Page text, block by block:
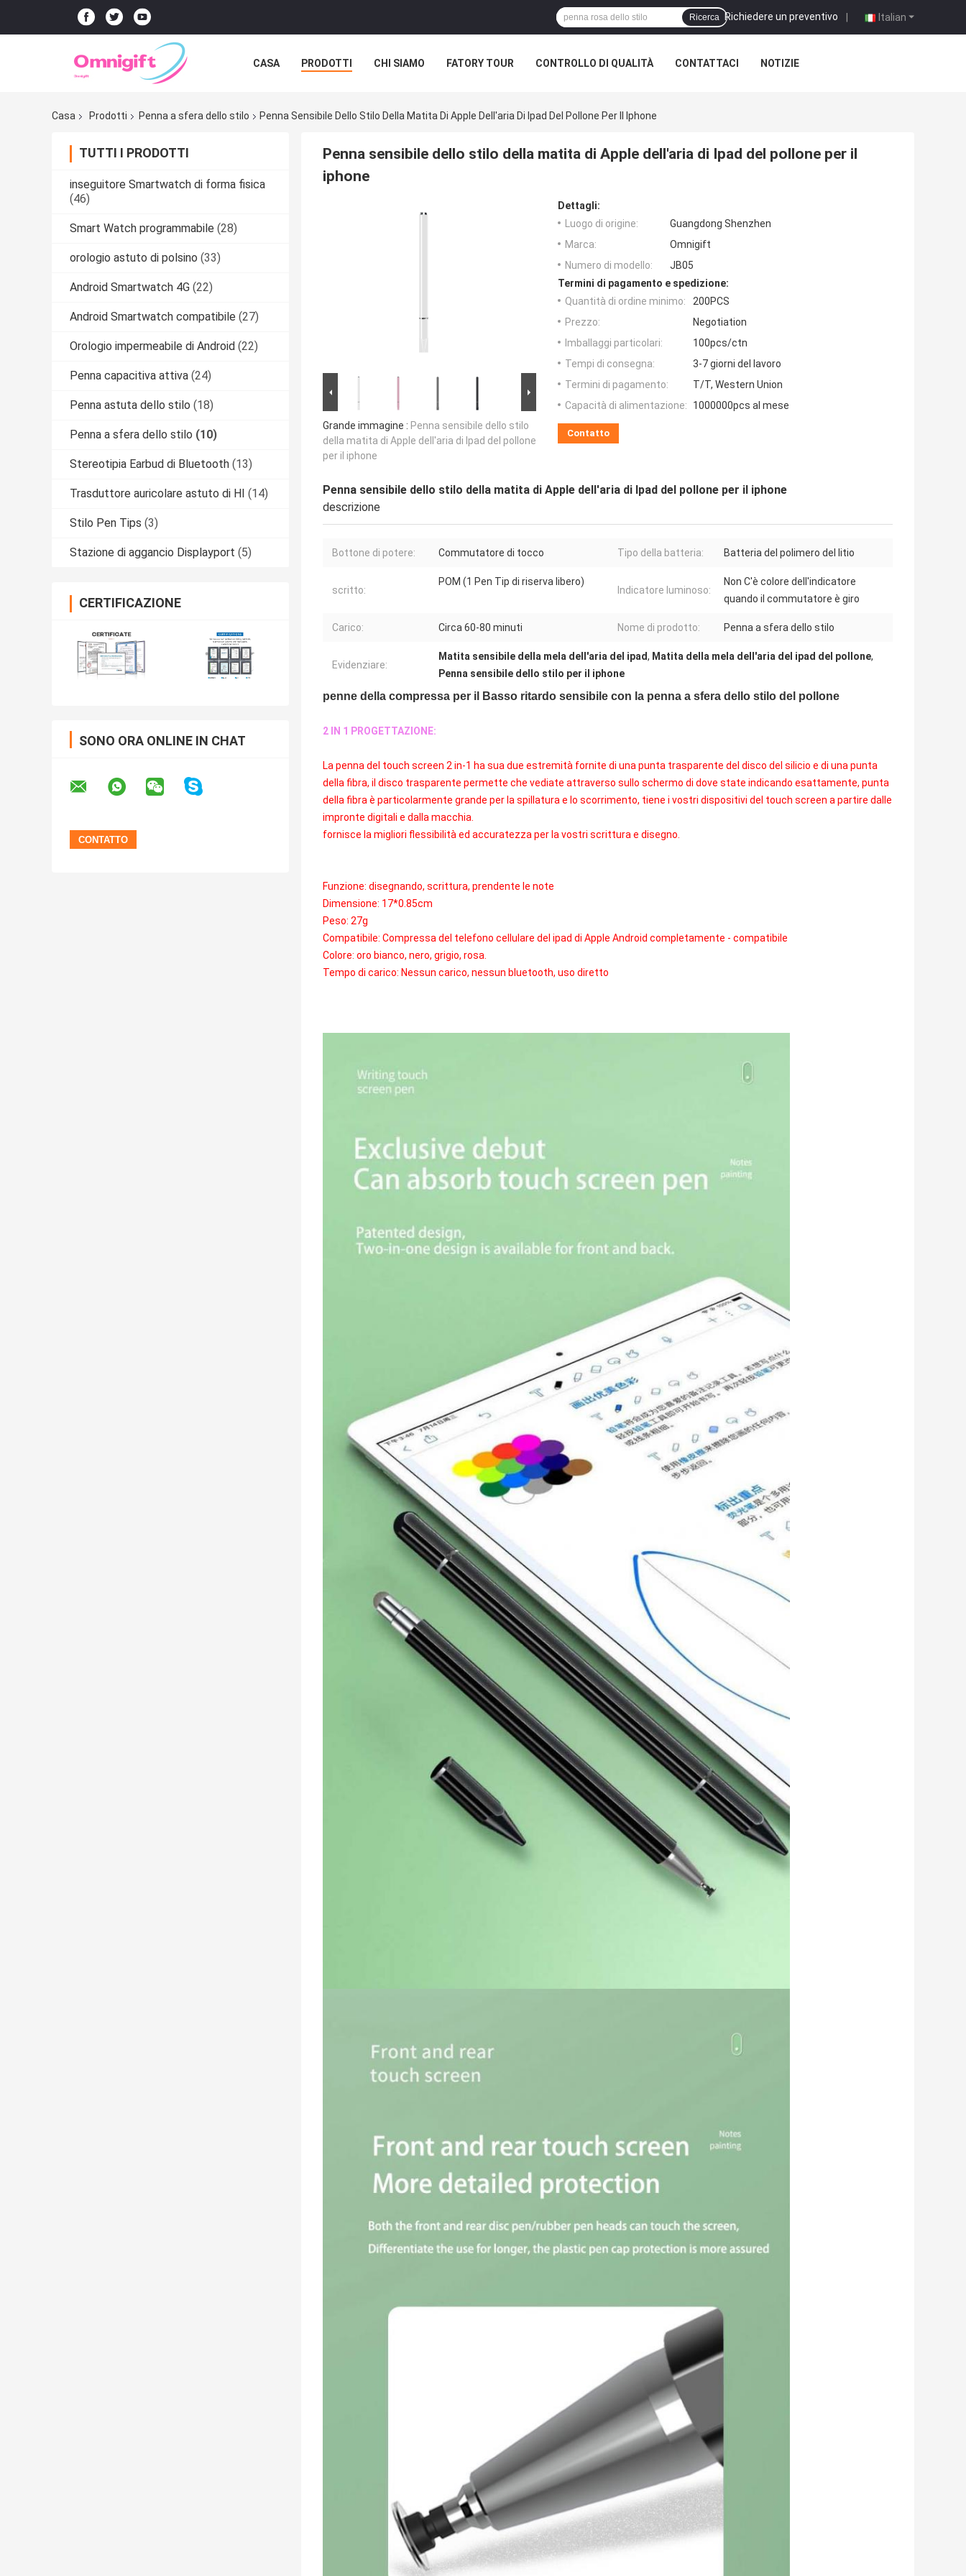
Italian
Richiedere un preventivo |
Ricerca
CASA PRODOTTI CHI SIAMO FATORY TOUR CONTROLLO DI QUALITÀ CONTATTACI NOTIZIE
Casa Prodotti Penna a sfera dello stilo Penna Sensibile Dello Stilo Della Matita Di Apple Dell'aria Di Ipad Del Pollone Per Il Iphone
TUTTI I PRODOTTI
inseguitore Smartwatch di forma fisica
(46)
Smart Watch programmabile (28)
orologio astuto di polsino (33)
Android Smartwatch 4G (22)
Android Smartwatch compatibile (27)
Orologio impermeabile di Android (22)
Penna capacitiva attiva (24)
Penna astuta dello stilo (18)
Penna a sfera dello stilo (10)
Stereotipia Earbud di Bluetooth (13)
Trasduttore auricolare astuto di HI (14)
Stilo Pen Tips (3)
Stazione di aggancio Displayport (5)
CERTIFICAZIONE
SONO ORA ONLINE IN CHAT
Penna sensibile dello stilo della matita di Apple dell'aria di Ipad del pollone per il
iphone
Grande immagine : Penna sensibile dello stilo
della matita di Apple dell'aria di Ipad del pollone
per il iphone
Dettagli:
Luogo di origine:
Guangdong Shenzhen
Marca:
Omnigift
Numero di modello:
JB05
Termini di pagamento e spedizione:
Quantità di ordine minimo:
200PCS
Prezzo:
Negotiation
Imballaggi particolari:
100pcs/ctn
Tempi di consegna:
3-7 giorni del lavoro
Termini di pagamento:
T/T, Western Union
Capacità di alimentazione:
1000000pcs al mese
Contatto
Penna sensibile dello stilo della matita di Apple dell'aria di Ipad del pollone per il iphone
descrizione
Bottone di potere: Commutatore di tocco Tipo della batteria: Batteria del polimero del litio
scritto:
POM (1 Pen Tip di riserva libero)
Indicatore luminoso:
Non C'è colore dell'indicatore
quando il commutatore è giro
Carico: Circa 60-80 minuti Nome di prodotto: Penna a sfera dello stilo
Evidenziare:
Matita sensibile della mela dell'aria del ipad, Matita della mela dell'aria del ipad del pollone,
Penna sensibile dello stilo per il iphone
penne della compressa per il Basso ritardo sensibile con la penna a sfera dello stilo del pollone
2 IN 1 PROGETTAZIONE:
La penna del touch screen 2 in-1 ha sua due estremità fornite di una punta trasparente del disco del silicio e di una punta
della fibra, il disco trasparente permette che vediate attraverso sullo schermo di dove state indicando esattamente, punta
della fibra è particolarmente grande per la spillatura e lo scorrimento, tiene i vostri dispositivi del touch screen a partire dalle
impronte digitali e dalla macchia.
fornisce la migliori flessibilità ed accuratezza per la vostri scrittura e disegno.
Funzione: disegnando, scrittura, prendente le note
Dimensione: 17*0.85cm
Peso: 27g
Compatibile: Compressa del telefono cellulare del ipad di Apple Android completamente - compatibile
Colore: oro bianco, nero, grigio, rosa.
Tempo di carico: Nessun carico, nessun bluetooth, uso diretto